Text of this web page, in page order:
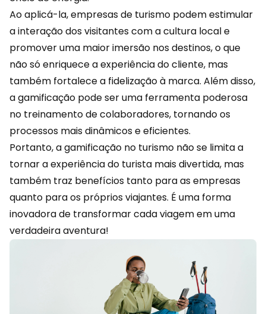
Ao aplicá-la, empresas de turismo podem estimular
a interação dos visitantes com a cultura local e
promover uma maior imersão nos destinos, o que
não só enriquece a experiência do cliente, mas
também fortalece a fidelização à marca. Além disso,
a gamificação pode ser uma ferramenta poderosa
no treinamento de colaboradores, tornando os
processos mais dinâmicos e eficientes.
Portanto, a gamificação no turismo não se limita a
tornar aexperiênciado turista mais divertida, mas
também traz benefícios tanto para as empresas
quanto para os próprios viajantes. É uma forma
inovadora de transformar cada viagem em uma
verdadeira aventura!